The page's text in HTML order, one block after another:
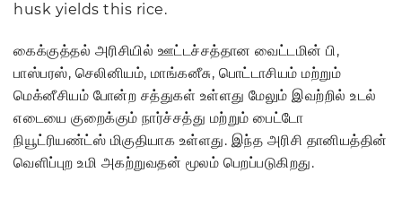
husk yields this rice.
கைக்குத்தல் அரிசியில் ஊட்டச்சத்தான வைட்டமின் பி,
பாஸ்பரஸ், செலினியம், மாங்கனீசு, பொட்டாசியம் மற்றும்
மெக்னீசியம் போன்ற சத்துகள் உள்ளது மேலும் இவற்றில் உடல்
எடையை குறைக்கும் நார்ச்சத்து மற்றும் பைட்டோ
நியூட்ரியண்ட்ஸ் மிகுதியாக உள்ளது. இந்த அரிசி தானியத்தின்
வெளிப்புற உமி அகற்றுவதன் மூலம் பெறப்படுகிறது.